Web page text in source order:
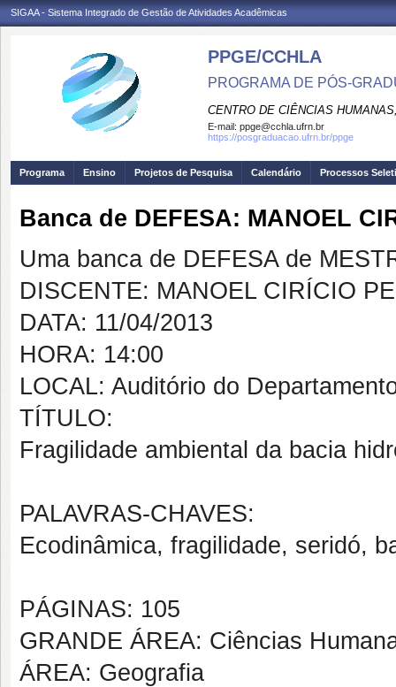
SIGAA - Sistema Integrado de Gestão de Atividades Acadêmicas
PPGE/CCHLA
PROGRAMA DE PÓS-
CENTRO DE CIÊNCIAS
E-mail: ppge@cchla.ufrn.br
https://posgraduacao.ufrn.br/ppge
Programa Ensino Projetos de Pesquisa Calendário Processos
Banca de DEFESA: MANOEL
Uma banca de DEFESA de
DISCENTE: MANOEL CIRÍCIO
DATA: 11/04/2013
HORA: 14:00
LOCAL: Auditório do
TÍTULO:
Fragilidade ambiental da bacia
PALAVRAS-CHAVES:
Ecodinâmica, fragilidade, seridó,
PÁGINAS: 105
GRANDE ÁREA: Ciências
ÁREA: Geografia